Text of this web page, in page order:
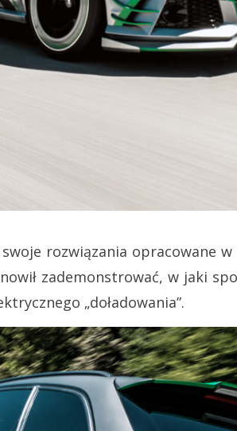
rozwiązania opracowane
zademonstrować, w jaki
„doładowania”.